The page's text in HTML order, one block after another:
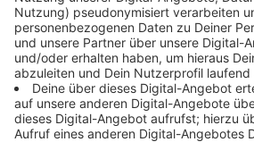
Experten der Bundespolizei und des
hinzugezogen. Gegen 16:45 Uhr
Bereich abgesperrt, Anwohner
geschlossen halten. Die
wurden kontrolliert vernichtet,
Polizei.